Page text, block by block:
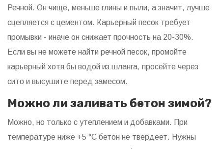
Речной. Он чище, меньше глины и пыли, а значит, лучше
сцепляется с цементом. Карьерный песок требует
промывки - иначе он снижает прочность на 20-30%.
Если вы не можете найти речной песок, промойте
карьерный хотя бы водой из шланга, просейте через
сито и высушите перед замесом.
Можно ли заливать бетон зимой?
Можно, но только с утеплением и добавками. При
температуре ниже +5 °C бетон не твердеет. Нужны